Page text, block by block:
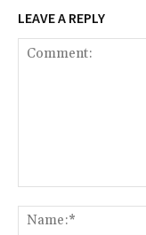
LEAVE A REPLY